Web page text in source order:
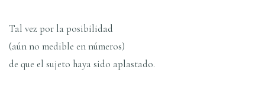
Tal vez por la posibilidad
(aún no medible en números)
de que el sujeto haya sido aplastado.